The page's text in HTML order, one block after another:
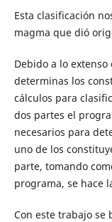
Esta clasificación
magma que dió
Debido a lo
determinas los
cálculos para
dos partes el
necesarios para
uno de los
parte, tomando
programa, se hace
Con este trabajo se